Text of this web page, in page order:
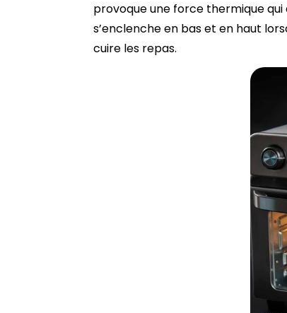
provoque une force thermique
s’enclenche en bas et en haut
cuire les repas.